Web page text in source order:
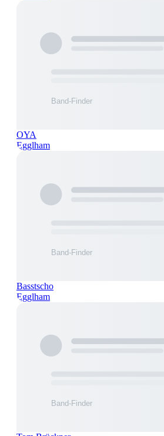
OYA
Egglham
Basstscho
Egglham